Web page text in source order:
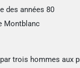
des années 80
Montblanc
trois hommes aux